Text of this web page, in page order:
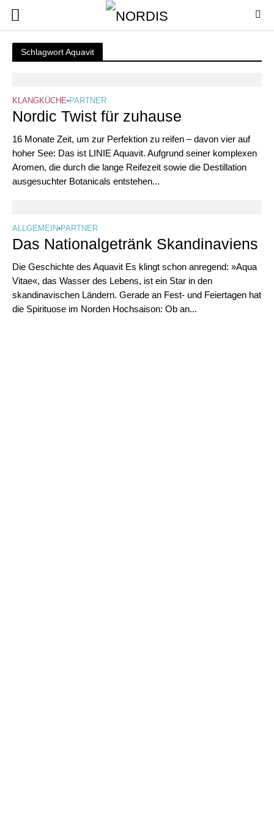
Schlagwort Aquavit
KLANGKÜCHE•PARTNER
Nordic Twist für zuhause
16 Monate Zeit, um zur Perfektion zu reifen – davon vier auf
hoher See: Das ist LINIE Aquavit. Aufgrund seiner komplexen
Aromen, die durch die lange Reifezeit sowie die Destillation
ausgesuchter Botanicals entstehen...
ALLGEMEIN•PARTNER
Das Nationalgetränk Skandinaviens
Die Geschichte des Aquavit Es klingt schon anregend: »Aqua
Vitae«, das Wasser des Lebens, ist ein Star in den
skandinavischen Ländern. Gerade an Fest- und Feiertagen hat
die Spirituose im Norden Hochsaison: Ob an...